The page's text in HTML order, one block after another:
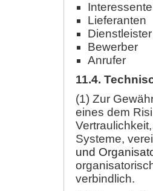
Lieferanten
Dienstleister
Bewerber
Anrufer
11.4.
(1) Zur
eines dem
Systeme,
und
verbindlich.